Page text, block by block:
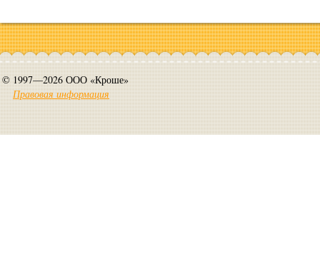
© 1997—2026 ООО «Кроше»
Правовая информация